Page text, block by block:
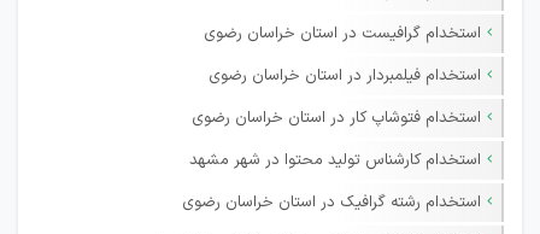
استخدام گرافیست در استان خراسان رضوی
استخدام فیلمبردار در استان خراسان رضوی
استخدام فتوشاپ کار در استان خراسان رضوی
استخدام کارشناس تولید محتوا در شهر مشهد
استخدام رشته گرافیک در استان خراسان رضوی